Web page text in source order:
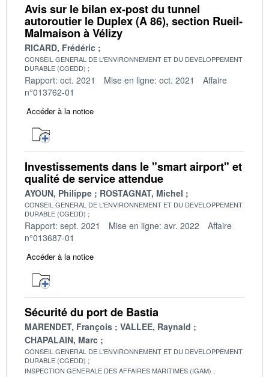
Avis sur le bilan ex-post du tunnel
autoroutier le Duplex (A 86), section Rueil-
Malmaison à Vélizy
RICARD, Frédéric
CONSEIL GENERAL DE L'ENVIRONNEMENT ET DU DEVELOPPEMENT
DURABLE (CGEDD)
Rapport: oct. 2021 Mise en ligne: oct. 2021
Affaire
n°013762-01
Accéder à la notice
Investissements dans le "smart airport" et
qualité de service attendue
AYOUN, Philippe ROSTAGNAT, Michel
CONSEIL GENERAL DE L'ENVIRONNEMENT ET DU DEVELOPPEMENT
DURABLE (CGEDD)
Rapport: sept. 2021 Mise en ligne: avr. 2022
Affaire
n°013687-01
Accéder à la notice
Sécurité du port de Bastia
MARENDET, François
VALLEE, Raynald
CHAPALAIN, Marc
CONSEIL GENERAL DE L'ENVIRONNEMENT ET DU DEVELOPPEMENT
DURABLE (CGEDD)
INSPECTION GENERALE DES AFFAIRES MARITIMES (IGAM)